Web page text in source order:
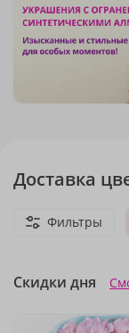
Доставка
Фильтры
Скидки дня